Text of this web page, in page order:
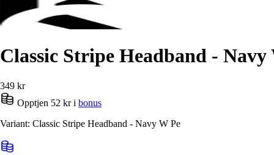
Klær
Reise
Tips og triks
Alle artikler
Klær
Reise
Tilbehør
Tips og triks
Lukk
Classic Stripe Headband - Navy
349 kr
Opptjen 52 kr i bonus
Variant: Classic Stripe Headband - Navy W Pe